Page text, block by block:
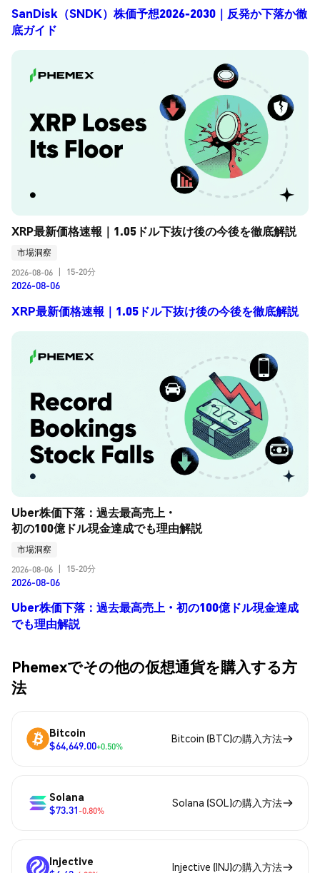
SanDisk（SNDK）株価予想2026-2030｜反発か下落か徹
底ガイド
XRP最新価格速報｜1.05ドル下抜け後の今後を徹底解説
市場洞察
2026-08-06
15-20分
2026-08-06
XRP最新価格速報｜1.05ドル下抜け後の今後を徹底解説
Uber株価下落：過去最高売上・
初の100億ドル現金達成でも理由解説
市場洞察
2026-08-06
15-20分
2026-08-06
Uber株価下落：過去最高売上・初の100億ドル現金達成
でも理由解説
Phemexでその他の仮想通貨を購入する方
法
Bitcoin
$64,649.00+0.50%
Bitcoin (BTC)の購入方法
Solana
$73.31-0.80%
Solana (SOL)の購入方法
Injective
Injective (INJ)の購入方法